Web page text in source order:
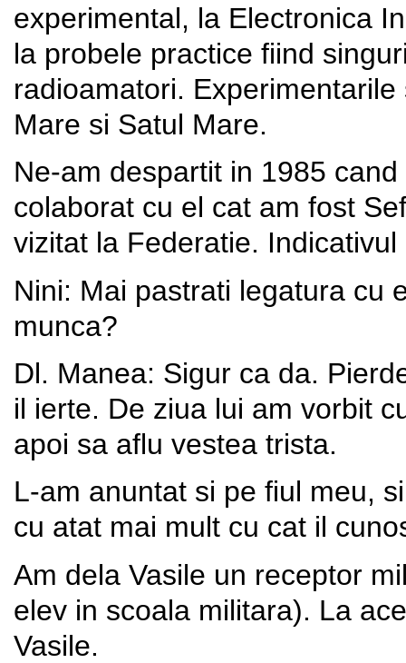
experimental, la Electronica
la probele practice fiind
radioamatori.
Mare si Satul Mare.
Ne-am despartit in 1985
colaborat cu el cat am fost
vizitat la Federatie.
Nini: Mai pastrati legatura cu
Dl. Manea: Sigur ca da.
il ierte. De ziua lui am vorbit
apoi sa aflu vestea trista.
L-am anuntat si pe fiul meu,
cu atat mai mult cu cat il
Am dela Vasile un receptor
elev in scoala militara). La
Vasile.